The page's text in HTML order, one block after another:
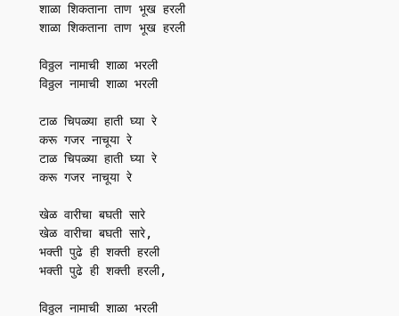
शाळा शिकताना ताण भूख हरली
शाळा शिकताना ताण भूख हरली
विठ्ठल नामाची शाळा भरली
विठ्ठल नामाची शाळा भरली
टाळ चिपळ्या हाती घ्या रे
करू गजर नाचूया रे
टाळ चिपळ्या हाती घ्या रे
करू गजर नाचूया रे
खेळ वारीचा बघती सारे
खेळ वारीचा बघती सारे,
भक्ती पुढे ही शक्ती हरली
भक्ती पुढे ही शक्ती हरली,
विठ्ठल नामाची शाळा भरली